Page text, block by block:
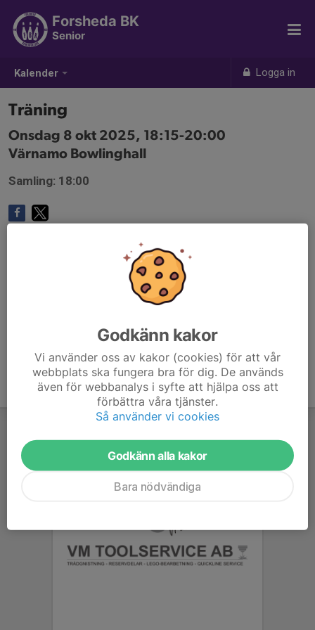
Kalender Logga in
Forsheda BK
Senior
Träning
Onsdag 8 okt 2025, 18:15-20:00
Värnamo Bowlinghall
Samling: 18:00
Godkänn kakor
Vi använder oss av kakor (cookies) för att vår
webbplats ska fungera bra för dig. De används
även för webbanalys i syfte att hjälpa oss att
förbättra våra tjänster.
Så använder vi cookies
Godkänn alla kakor
Bara nödvändiga